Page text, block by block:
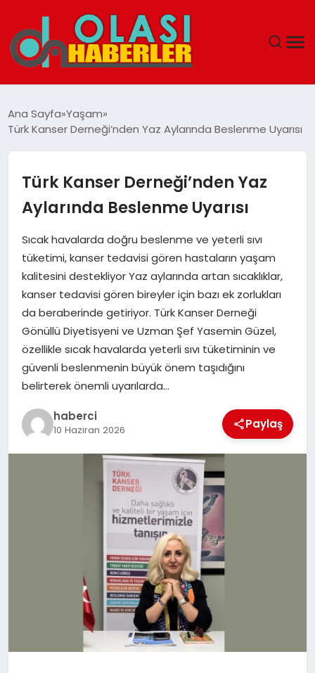
DÜNYA
SAĞLIK
Ana Sayfa Yaşam
Türk Kanser Derneği’nden Yaz Aylarında Beslenme Uyarısı
Türk Kanser Derneği’nden Yaz
Aylarında Beslenme Uyarısı
Sıcak havalarda doğru beslenme ve yeterli sıvı
tüketimi, kanser tedavisi gören hastaların yaşam
kalitesini destekliyor Yaz aylarında artan sıcaklıklar,
kanser tedavisi gören bireyler için bazı ek zorlukları
da beraberinde getiriyor. Türk Kanser Derneği
Gönüllü Diyetisyeni ve Uzman Şef Yasemin Güzel,
özellikle sıcak havalarda yeterli sıvı tüketiminin ve
güvenli beslenmenin büyük önem taşıdığını
belirterek önemli uyarılarda…
haberci
10 Haziran 2026 Paylaş